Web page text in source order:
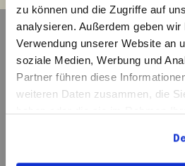
zu können und die Zugriffe auf
analysieren. Außerdem geben
Verwendung unserer Website an
soziale Medien, Werbung und
Partner führen diese
weiteren Daten zusammen, die
Navigation
Aktuelles
Archiv
Ausstellungen